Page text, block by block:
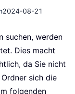
2024-08-21
suchen, werden
Dies macht
da Sie nicht
sich die
folgenden